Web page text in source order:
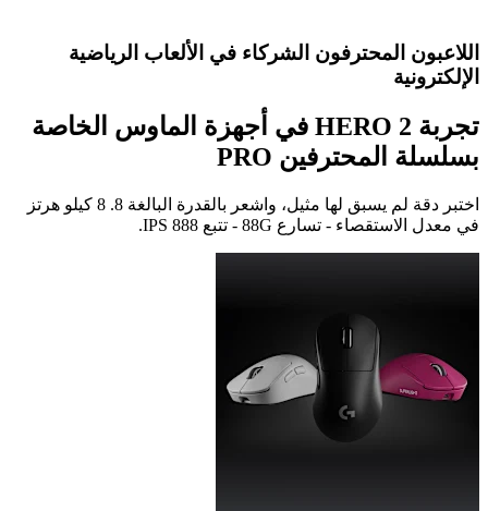
اللاعبون المحترفون الشركاء في الألعاب الرياضية
الإلكترونية
تجربة HERO 2 في أجهزة الماوس الخاصة
بسلسلة المحترفين PRO
اختبر دقة لم يسبق لها مثيل، واشعر بالقدرة البالغة 8. 8 كيلو هرتز
في معدل الاستقصاء - تسارع 88G - تتبع 888 IPS.